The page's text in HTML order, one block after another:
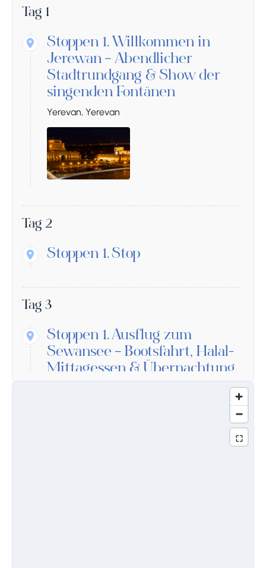
Tag 1
Stoppen 1. Willkommen in
Jerewan – Abendlicher
Stadtrundgang & Show der
singenden Fontänen
Yerevan, Yerevan
Tag 2
Stoppen 1.Stop
Tag 3
Stoppen 1.Ausflug zum
Sewansee – Bootsfahrt, Halal-
Mittagessen & Übernachtung